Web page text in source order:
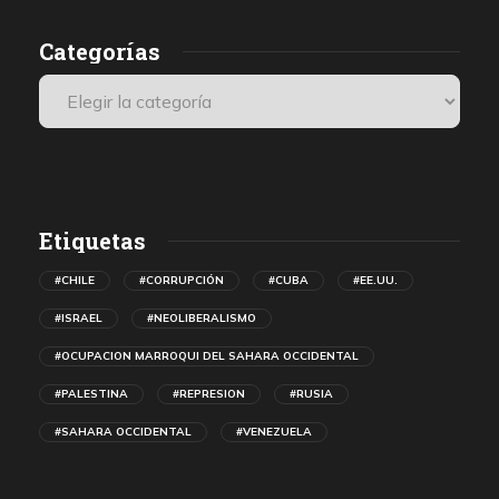
Categorías
Etiquetas
#CHILE #CORRUPCIÓN #CUBA #EE.UU.
#ISRAEL #NEOLIBERALISMO
#OCUPACION MARROQUI DEL SAHARA OCCIDENTAL
#PALESTINA #REPRESION #RUSIA
#SAHARA OCCIDENTAL #VENEZUELA